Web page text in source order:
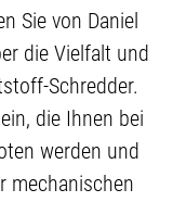
Sie von Daniel
die Vielfalt und
Schredder.
die Ihnen bei
werden und
mechanischen